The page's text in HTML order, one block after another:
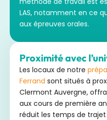
LAS, notamment en ce
aux épreuves orales.
Proximité avec
Les locaux de notre
Ferrand sont situés à
Clermont Auvergne,
aux cours de première
réduit les temps de